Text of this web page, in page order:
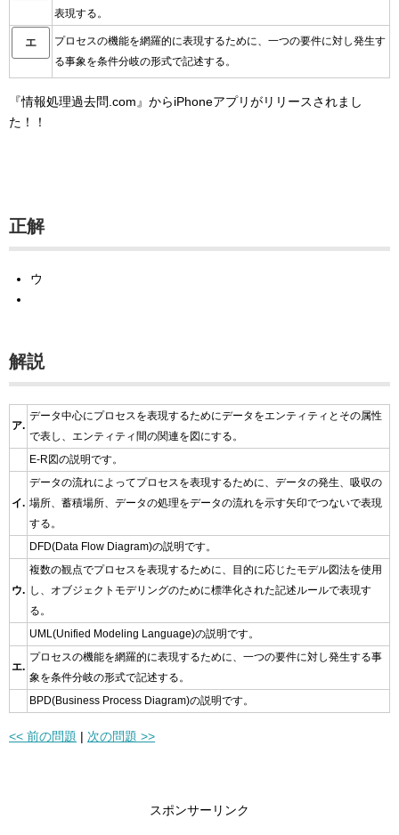
表現する。
エ
プロセスの機能を網羅的に表現するために、一つの要件に対し発生す
る事象を条件分岐の形式で記述する。
『情報処理過去問.com』からiPhoneアプリがリリースされまし
た！！
正解
ウ
解説
ア.
データ中心にプロセスを表現するためにデータをエンティティとその属性
で表し、エンティティ間の関連を図にする。
E-R図の説明です。
イ.
データの流れによってプロセスを表現するために、データの発生、吸収の
場所、蓄積場所、データの処理をデータの流れを示す矢印でつないで表現
する。
DFD(Data Flow Diagram)の説明です。
ウ.
複数の観点でプロセスを表現するために、目的に応じたモデル図法を使用
し、オブジェクトモデリングのために標準化された記述ルールで表現す
る。
UML(Unified Modeling Language)の説明です。
エ.
プロセスの機能を網羅的に表現するために、一つの要件に対し発生する事
象を条件分岐の形式で記述する。
BPD(Business Process Diagram)の説明です。
<< 前の問題 | 次の問題 >>
スポンサーリンク